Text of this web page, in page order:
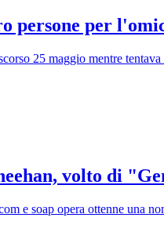
persone per
25 maggio mentre
volto di
e soap opera ottenne una